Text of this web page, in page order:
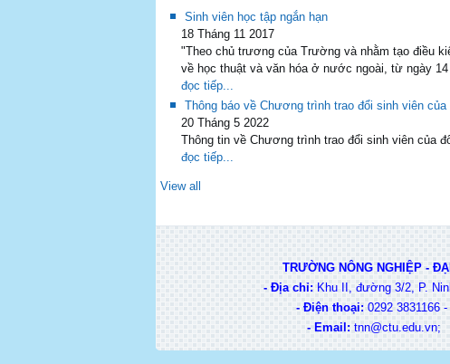
Sinh viên học tập ngắn hạn
18 Tháng 11 2017
"Theo chủ trương của Trường và nhằm tạo điều
về học thuật và văn hóa ở nước ngoài, từ ngày
đọc tiếp...
Thông báo về Chương trình trao đổi sinh viên
20 Tháng 5 2022
Thông tin về Chương trình trao đổi sinh viên của
đọc tiếp...
View all
TRƯỜNG NÔNG NGHIỆP -
- Địa chỉ: Khu II, đường 3/2, P.
- Điện thoại: 0292 3831166
- Email: tnn@ctu.edu.vn;